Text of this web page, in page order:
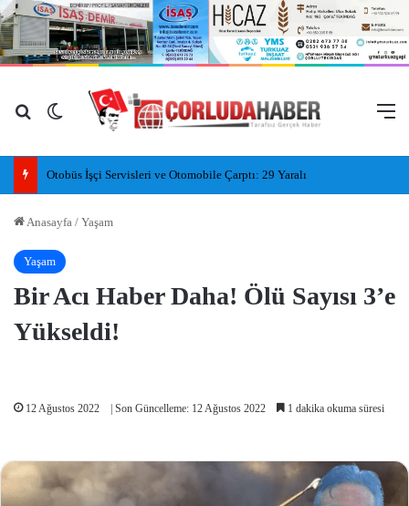
Arama yap ...
Dış görünümü değiştir
Serinlemek için girdiği gölde kayboldu
Anasayfa / Yaşam
Yaşam
Bir Acı Haber Daha! Ölü Sayısı 3’e
Yükseldi!
12 Ağustos 2022 | Son Güncelleme: 12 Ağustos 2022 1 dakika okuma süresi